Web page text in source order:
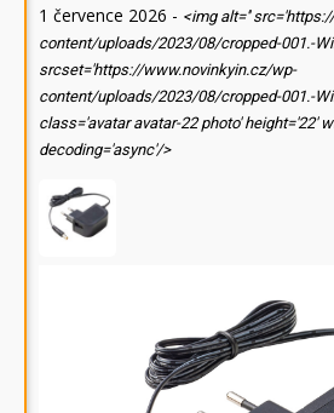
1 července 2026 - <img alt=''
content/uploads/2023/08/cropped-001.-
srcset='https://www.novinkyin.cz/wp-
content/uploads/2023/08/cropped-001.-
class='avatar avatar-22 photo' height='22'
decoding='async'/>